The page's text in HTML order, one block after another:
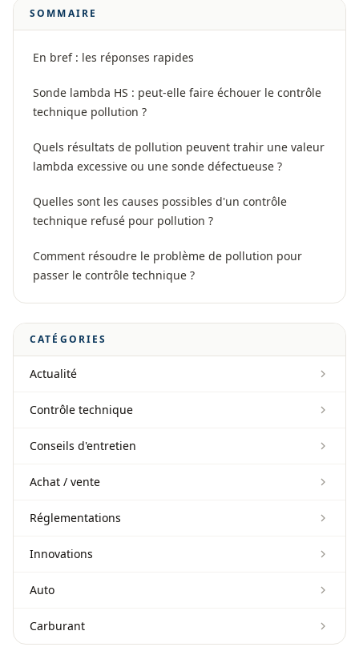
SOMMAIRE
En bref : les réponses rapides
Sonde lambda HS : peut-elle faire échouer le contrôle
technique pollution ?
Quels résultats de pollution peuvent trahir une valeur
lambda excessive ou une sonde défectueuse ?
Quelles sont les causes possibles d'un contrôle
technique refusé pour pollution ?
Comment résoudre le problème de pollution pour
passer le contrôle technique ?
CATÉGORIES
Actualité
Contrôle technique
Conseils d'entretien
Achat / vente
Réglementations
Innovations
Auto
Carburant